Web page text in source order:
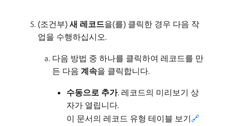
(조건부) 새 레코드​을(를) 클릭한 경우 다음 작
업을 수행하십시오.
다음 방법 중 하나를 클릭하여 레코드를 만
든 다음 계속​을 클릭합니다.
수동으로 추가. 레코드의 미리보기 상
자가 열립니다.
이 문서의 레코드 유형 테이블 보기🔗